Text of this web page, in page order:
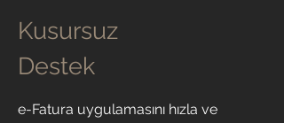
Kusursuz
Destek
e-Fatura uygulamasını hızla ve